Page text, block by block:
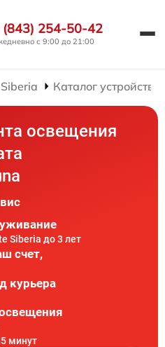
(843) 254-50-42
с 9:00 до 21:00
Каталог устройств
освещения
Siberia до 3 лет
счет,
курьера
минут